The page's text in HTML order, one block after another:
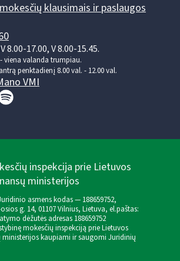
klausimais ir paslaugos
8.00-17.00, V 8.00-15.45.
viena valanda trumpiau.
penktadienį 8.00 val. - 12.00 val.
VMI
inspekcija prie Lietuvos
ministerijos
asmens kodas — 188659752,
g. 14, 01107 Vilnius, Lietuva, el.paštas:
dėžutės adresas 188659752
mokesčių inspekciją prie Lietuvos
ministerijos kaupiami ir saugomi Juridinių